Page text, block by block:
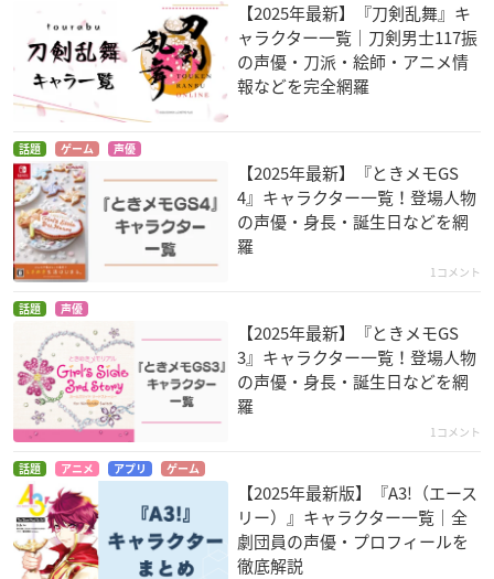
OZMAFIA!!
スカーレット
W
ジョニー・ギル
ット
滝島雪
探偵チームKZ（カッ
ズ）事件ノート
小塚和彦
フリージング ヴァイ
ブレーション
アオイ=カズヤ
ココロコネクト
【2025年最新】『刀剣乱舞』キ
ャラクター一覧｜刀剣男士117振
の声優・刀派・絵師・アニメ情
報などを完全網羅
話題 ゲーム 声優
【2025年最新】『ときメモGS
4』キャラクター一覧！登場人物
の声優・身長・誕生日などを網
羅
1コメント
話題 声優
【2025年最新】『ときメモGS
3』キャラクター一覧！登場人物
の声優・身長・誕生日などを網
羅
1コメント
話題 アニメ アプリ ゲーム
【2025年最新版】『A3!（エース
リー）』キャラクター一覧｜全
劇団員の声優・プロフィールを
徹底解説